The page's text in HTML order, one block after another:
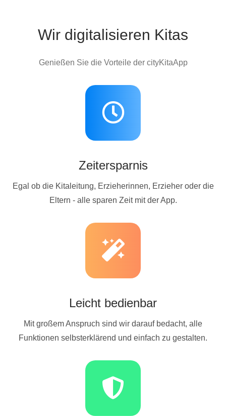
Wir digitalisieren Kitas
Genießen Sie die Vorteile der cityKitaApp
Zeitersparnis
Egal ob die Kitaleitung, Erzieherinnen, Erzieher oder die
Eltern - alle sparen Zeit mit der App.
Leicht bedienbar
Mit großem Anspruch sind wir darauf bedacht, alle
Funktionen selbsterklärend und einfach zu gestalten.